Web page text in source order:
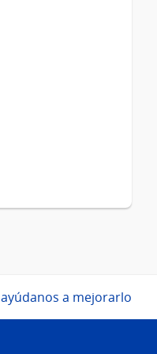
ayúdanos a mejorarlo